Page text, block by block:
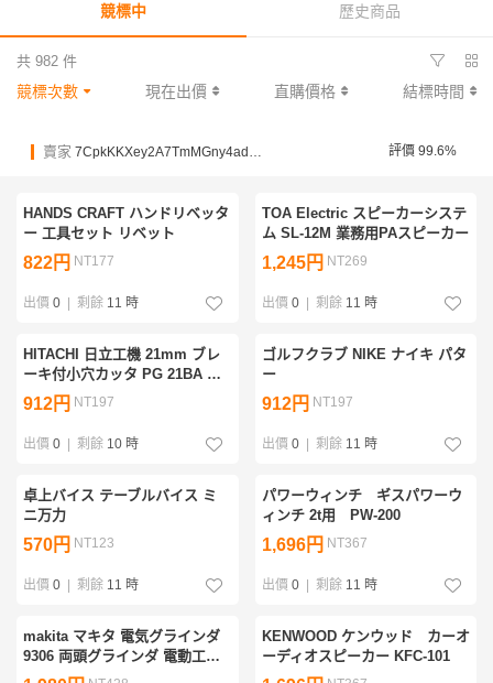
競標中 歷史商品
共 982 件
競標次數 現在出價 直購價格 結標時間
賣家 7CpkKKXey2A7TmMGny4adsuxBCVTD 評價 99.6%
HANDS CRAFT ハンドリベッタ
ー 工具セット リベット
822円 NT177
出價 0 剩餘 11 時
TOA Electric スピーカーシステ
ム SL-12M 業務用PAスピーカー
1,245円 NT269
出價 0 剩餘 11 時
HITACHI 日立工機 21mm ブレ
ーキ付小穴カッタ PG 21BA 電
動工具
912円 NT197
出價 0 剩餘 10 時
ゴルフクラブ NIKE ナイキ パタ
ー
912円 NT197
出價 0 剩餘 11 時
卓上バイス テーブルバイス ミ
ニ万力
570円 NT123
出價 0 剩餘 11 時
パワーウィンチ ギスパワーウ
ィンチ 2t用 PW-200
1,696円 NT367
出價 0 剩餘 11 時
makita マキタ 電気グラインダ
9306 両頭グラインダ 電動工具
研磨機
KENWOOD ケンウッド カーオ
ーディオスピーカー KFC-101